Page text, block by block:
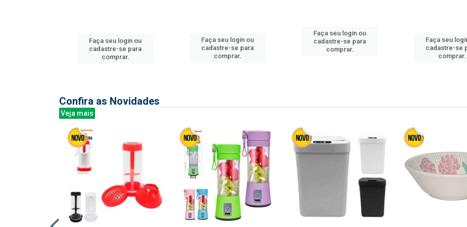
Faça seu login ou
cadastre-se para
comprar.
Faça seu login ou
cadastre-se para
comprar.
Faça seu login ou
cadastre-se para
comprar.
Faça seu
cadastre-se
comprar.
Confira as Novidades
Veja mais